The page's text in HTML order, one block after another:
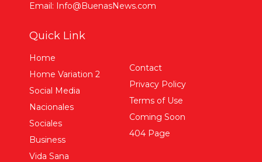
Email: Info@BuenasNews.com
Quick Link
Home
Home Variation 2
Social Media
Nacionales
Sociales
Business
Vida Sana
Contact
Privacy Policy
Terms of Use
Coming Soon
404 Page